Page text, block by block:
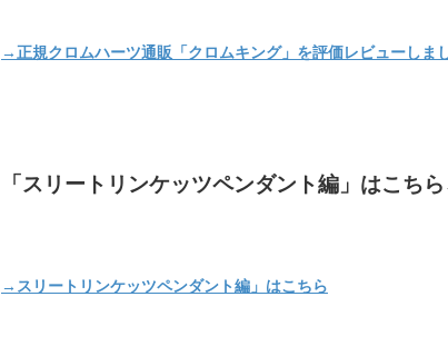
→正規クロムハーツ通販「クロムキング」を評価レビューしま
「スリートリンケッツペンダント編」はこちら
→スリートリンケッツペンダント編」はこちら